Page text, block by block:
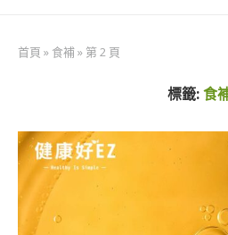
首頁 » 食補» 第 2 頁
標籤:食